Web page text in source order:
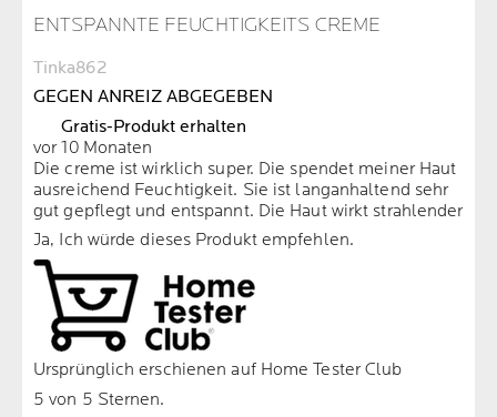
ENTSPANNTE FEUCHTIGKEITS CREME
Tinka862
GEGEN ANREIZ ABGEGEBEN
Gratis-Produkt erhalten
vor 10 Monaten
Die creme ist wirklich super. Die spendet meiner Haut
ausreichend Feuchtigkeit. Sie ist langanhaltend sehr
gut gepflegt und entspannt. Die Haut wirkt strahlender
Ja, Ich würde dieses Produkt empfehlen.
Ursprünglich erschienen auf Home Tester Club
5 von 5 Sternen.